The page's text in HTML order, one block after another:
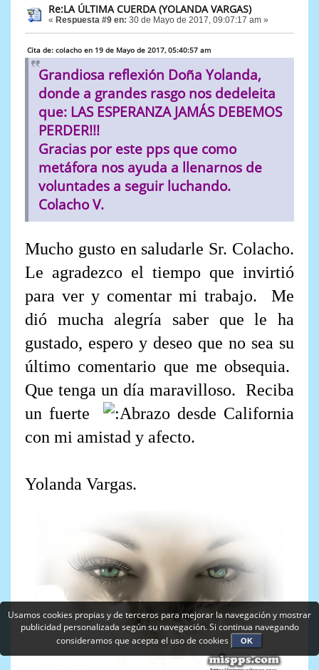
Re:LA ÚLTIMA CUERDA (YOLANDA VARGAS)
« Respuesta #9 en: 30 de Mayo de 2017, 09:07:17 am »
Cita de: colacho en 19 de Mayo de 2017, 05:40:57 am
Grandiosa reflexión Doña Yolanda,
donde a grandes rasgo nos dedeleita
que: LAS ESPERANZA JAMÁS DEBEMOS
PERDER!!!
Gracias por este pps que como
metáfora nos ayuda a llenarnos de
voluntades a seguir luchando.
Colacho V.
Mucho gusto en saludarle Sr. Colacho.
Le agradezco el tiempo que invirtió
para ver y comentar mi trabajo. Me
dió mucha alegría saber que le ha
gustado, espero y deseo que no sea su
último comentario que me obsequia.
Que tenga un día maravilloso. Reciba
un fuerte
desde California
con mi amistad y afecto.
Yolanda Vargas.
Usamos cookies propias y de terceros para mejorar la navegación y mostrar
publicidad personalizada según su navegación. Si continua navegando
consideramos que acepta el uso de cookies
OK